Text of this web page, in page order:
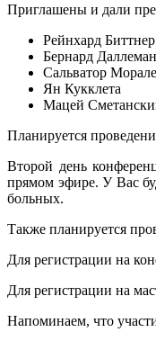
Приглашены и дали
Рейнхард Биттнер
Бернард Даллеман
Сальватор
Ян Кукклета
Мацей
Планируется
Второй день
прямом эфире. У Вас
больных.
Также планируется
Для регистрации на
Для регистрации на
Напоминаем, что